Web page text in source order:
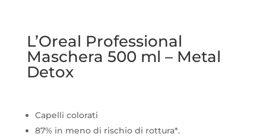
L’Oreal Professional
Maschera 500 ml – Metal
Detox
Capelli colorati
87% in meno di rischio di rottura*.